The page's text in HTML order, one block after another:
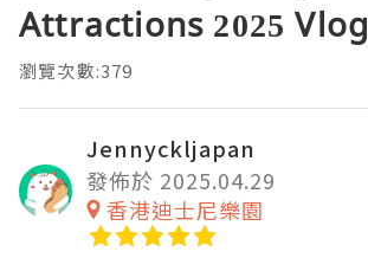
Attractions 2025 Vlog
瀏覽次數:379
Jennyckljapan
發佈於 2025.04.29
香港迪士尼樂園